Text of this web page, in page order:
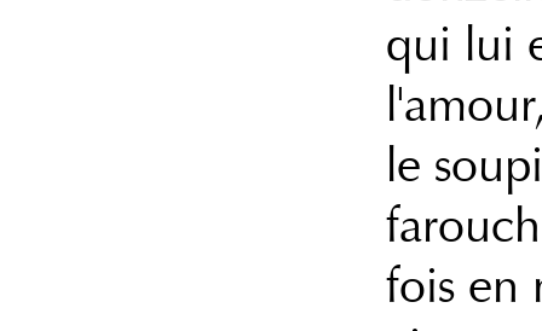
qui lui
le
fois en